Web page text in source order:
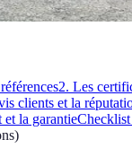
2. Les
clients et la
et la garantie
)